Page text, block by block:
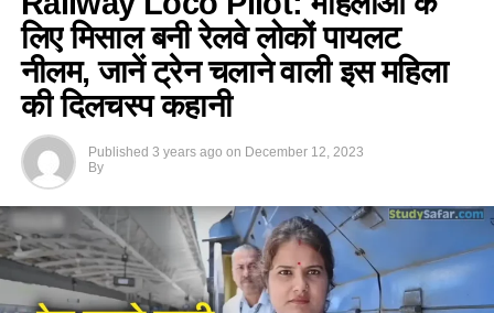
लिए मिसाल बनी रेलवे लोकों पायलट
नीलम, जानें ट्रेन चलाने वाली इस महिला
की दिलचस्प कहानी
Published 3 years ago on December 12, 2023
By